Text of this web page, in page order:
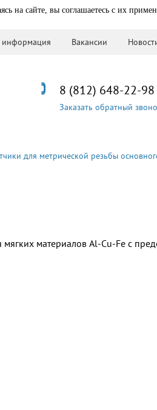
на сайте, вы соглашаетесь с их
информация Вакансии
8 (812) 648-22-98
Заказать обратный
для метрической резьбы
мягких материалов Al-Cu-Fe с